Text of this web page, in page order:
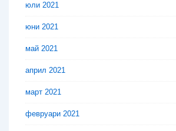
юли 2021
юни 2021
май 2021
април 2021
март 2021
февруари 2021